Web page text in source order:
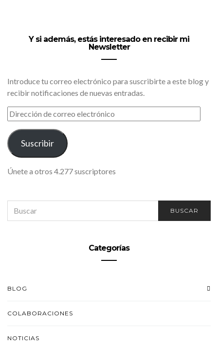
Y si además, estás interesado en recibir mi
Newsletter
Introduce tu correo electrónico para suscribirte a este blog y
recibir notificaciones de nuevas entradas.
DIRECCIÓN
DE
CORREO
ELECTRÓNICO
Suscribir
Únete a otros 4.277 suscriptores
FOR:
BUSCAR
Categorías
BLOG
COLABORACIONES
NOTICIAS